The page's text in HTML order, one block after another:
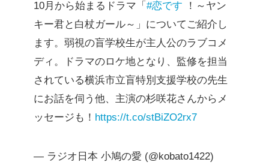
10月から始まるドラマ「 #恋です ！～ヤン
キー君と白杖ガール～」についてご紹介し
ます。弱視の盲学校生が主人公のラブコメ
ディ。ドラマのロケ地となり、監修を担当
されている横浜市立盲特別支援学校の先生
にお話を伺う他、主演の杉咲花さんからメ
ッセージも！ https://t.co/stBiZO2rx7
— ラジオ日本 小鳩の愛 (@kobato1422)